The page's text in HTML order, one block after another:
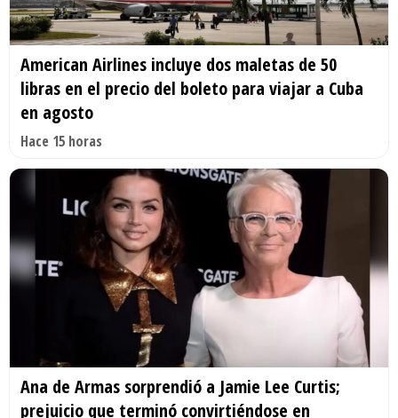
American Airlines incluye dos maletas de 50
libras en el precio del boleto para viajar a Cuba
en agosto
Hace 15 horas
Ana de Armas sorprendió a Jamie Lee Curtis;
prejuicio que terminó convirtiéndose en